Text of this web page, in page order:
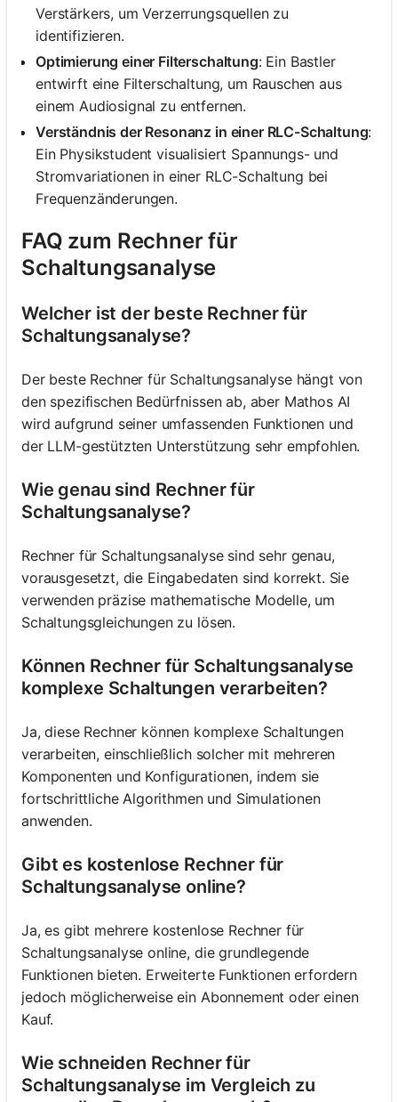
Verstärkers, um Verzerrungsquellen zu
identifizieren.
Optimierung einer Filterschaltung: Ein Bastler
entwirft eine Filterschaltung, um Rauschen aus
einem Audiosignal zu entfernen.
Verständnis der Resonanz in einer RLC-Schaltung:
Ein Physikstudent visualisiert Spannungs- und
Stromvariationen in einer RLC-Schaltung bei
Frequenzänderungen.
FAQ zum Rechner für
Schaltungsanalyse
Welcher ist der beste Rechner für
Schaltungsanalyse?
Der beste Rechner für Schaltungsanalyse hängt von
den spezifischen Bedürfnissen ab, aber Mathos AI
wird aufgrund seiner umfassenden Funktionen und
der LLM-gestützten Unterstützung sehr empfohlen.
Wie genau sind Rechner für
Schaltungsanalyse?
Rechner für Schaltungsanalyse sind sehr genau,
vorausgesetzt, die Eingabedaten sind korrekt. Sie
verwenden präzise mathematische Modelle, um
Schaltungsgleichungen zu lösen.
Können Rechner für Schaltungsanalyse
komplexe Schaltungen verarbeiten?
Ja, diese Rechner können komplexe Schaltungen
verarbeiten, einschließlich solcher mit mehreren
Komponenten und Konfigurationen, indem sie
fortschrittliche Algorithmen und Simulationen
anwenden.
Gibt es kostenlose Rechner für
Schaltungsanalyse online?
Ja, es gibt mehrere kostenlose Rechner für
Schaltungsanalyse online, die grundlegende
Funktionen bieten. Erweiterte Funktionen erfordern
jedoch möglicherweise ein Abonnement oder einen
Kauf.
Wie schneiden Rechner für
Schaltungsanalyse im Vergleich zu